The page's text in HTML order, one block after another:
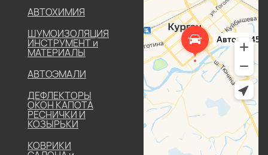
АВТОХИМИЯ
ШУМОИЗОЛЯЦИЯ
ИНСТРУМЕНТ и
МАТЕРИАЛЫ
АВТОЭМАЛИ
ДЕФЛЕКТОРЫ
ОКОН КАПОТА
РЕСНИЧКИ И
КОЗЫРЬКИ
КОВРИКИ